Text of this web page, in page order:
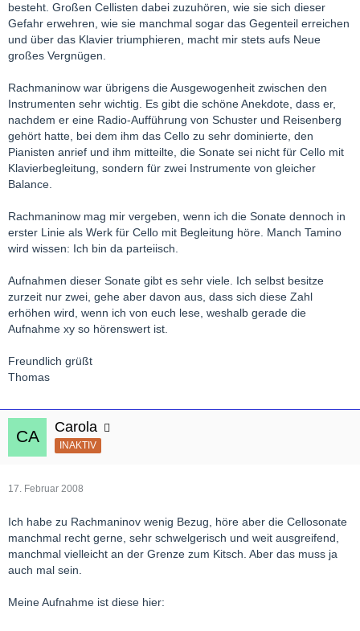
besteht. Großen Cellisten dabei zuzuhören, wie sie sich dieser
Gefahr erwehren, wie sie manchmal sogar das Gegenteil erreichen
und über das Klavier triumphieren, macht mir stets aufs Neue
großes Vergnügen.
Rachmaninow war übrigens die Ausgewogenheit zwischen den
Instrumenten sehr wichtig. Es gibt die schöne Anekdote, dass er,
nachdem er eine Radio-Aufführung von Schuster und Reisenberg
gehört hatte, bei dem ihm das Cello zu sehr dominierte, den
Pianisten anrief und ihm mitteilte, die Sonate sei nicht für Cello mit
Klavierbegleitung, sondern für zwei Instrumente von gleicher
Balance.
Rachmaninow mag mir vergeben, wenn ich die Sonate dennoch in
erster Linie als Werk für Cello mit Begleitung höre. Manch Tamino
wird wissen: Ich bin da parteiisch.
Aufnahmen dieser Sonate gibt es sehr viele. Ich selbst besitze
zurzeit nur zwei, gehe aber davon aus, dass sich diese Zahl
erhöhen wird, wenn ich von euch lese, weshalb gerade die
Aufnahme xy so hörenswert ist.
Freundlich grüßt
Thomas
Carola
INAKTIV
17. Februar 2008
Ich habe zu Rachmaninov wenig Bezug, höre aber die Cellosonate
manchmal recht gerne, sehr schwelgerisch und weit ausgreifend,
manchmal vielleicht an der Grenze zum Kitsch. Aber das muss ja
auch mal sein.
Meine Aufnahme ist diese hier: